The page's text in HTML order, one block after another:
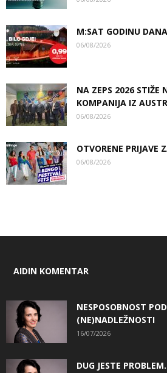
M:SAT GODINU
06/08/2026
NA ZEPS 2026 STIŽE
KOMPANIJA IZ
06/08/2026
OTVORENE PRIJAVE
06/08/2026
AIDIN KOMENTAR
NESPOSOBNOST
(NE)NADLEŽNOSTI
16/07/2026
DUG JESTE